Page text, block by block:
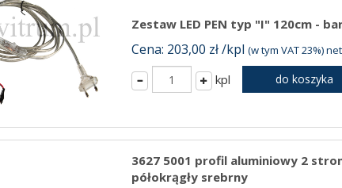
Zestaw LED PEN typ "I" 120cm -
Cena: 203,00 zł /kpl(w tym VAT 23%)
kpl do koszyka
3627 5001 profil aluminiowy 2
półokrągły srebrny